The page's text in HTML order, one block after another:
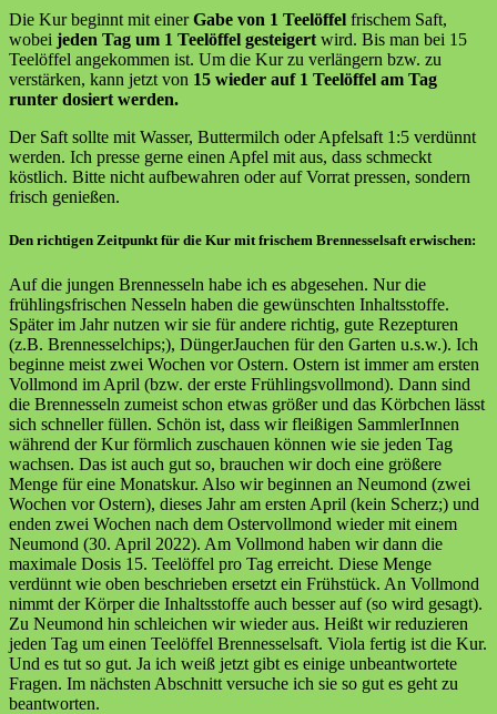
Die Kur beginnt mit einerGabe von 1 Teelöffel frischem Saft,
wobei jeden Tag um 1 Teelöffel gesteigert wird. Bis man bei 15
Teelöffel angekommen ist. Um die Kur zu verlängern bzw. zu
verstärken, kann jetzt von 15 wieder auf 1 Teelöffel am Tag
runter dosiert werden.
Der Saft sollte mit Wasser, Buttermilch oder Apfelsaft 1:5 verdünnt
werden. Ich presse gerne einen Apfel mit aus, dass schmeckt
köstlich. Bitte nicht aufbewahren oder auf Vorrat pressen, sondern
frisch genießen.
Den richtigen Zeitpunkt für die Kur mit frischem Brennesselsaft erwischen:
Auf die jungen Brennesseln habe ich es abgesehen. Nur die
frühlingsfrischen Nesseln haben die gewünschten Inhaltsstoffe.
Später im Jahr nutzen wir sie für andere richtig, gute Rezepturen
(z.B. Brennesselchips;), DüngerJauchen für den Garten u.s.w.). Ich
beginne meist zwei Wochen vor Ostern. Ostern ist immer am ersten
Vollmond im April (bzw. der erste Frühlingsvollmond). Dann sind
die Brennesseln zumeist schon etwas größer und das Körbchen lässt
sich schneller füllen. Schön ist, dass wir fleißigen SammlerInnen
während der Kur förmlich zuschauen können wie sie jeden Tag
wachsen. Das ist auch gut so, brauchen wir doch eine größere
Menge für eine Monatskur. Also wir beginnen an Neumond (zwei
Wochen vor Ostern), dieses Jahr am ersten April (kein Scherz;) und
enden zwei Wochen nach dem Ostervollmond wieder mit einem
Neumond (30. April 2022). Am Vollmond haben wir dann die
maximale Dosis 15. Teelöffel pro Tag erreicht. Diese Menge
verdünnt wie oben beschrieben ersetzt ein Frühstück. An Vollmond
nimmt der Körper die Inhaltsstoffe auch besser auf (so wird gesagt).
Zu Neumond hin schleichen wir wieder aus. Heißt wir reduzieren
jeden Tag um einen Teelöffel Brennesselsaft. Viola fertig ist die Kur.
Und es tut so gut. Ja ich weiß jetzt gibt es einige unbeantwortete
Fragen. Im nächsten Abschnitt versuche ich sie so gut es geht zu
beantworten.